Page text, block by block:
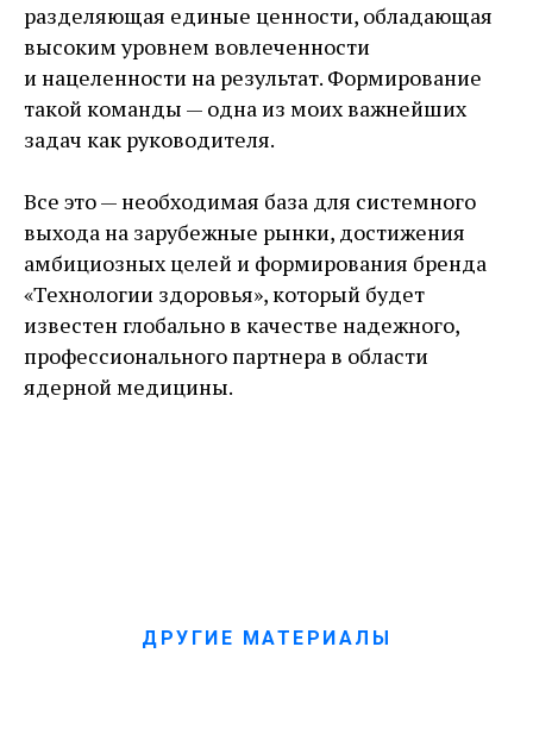
разделяющая единые ценности, обладающая
высоким уровнем вовлеченности
и нацеленности на результат. Формирование
такой команды — одна из моих важнейших
задач как руководителя.
Все это — необходимая база для системного
выхода на зарубежные рынки, достижения
амбициозных целей и формирования бренда
«Технологии здоровья», который будет
известен глобально в качестве надежного,
профессионального партнера в области
ядерной медицины.
ДРУГИЕ МАТЕРИАЛЫ